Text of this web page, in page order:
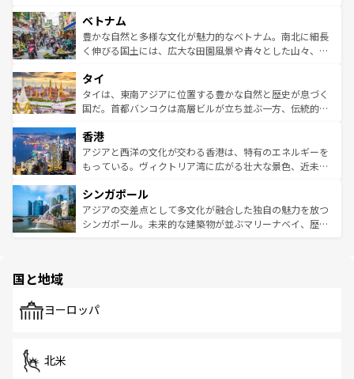
参照してほしい。
容にもいいと評判のスイーツなど、バラエティ豊かな料理
が味わえる。 なお、新着の台湾情報は コンテンツ一覧を参
照してほしい。
き、地方に足を延ばせば四季折々の自然美を楽しむことが
できる。そして、キムチや焼肉、絶品のストリートフード
まで、さまざまな韓国料理が待っている。夜には、韓国な
リティに包まれながら、韓国の多彩な魅力を心ゆくまで味
わってみてほしい。 なお、新着の韓国情報はコンテンツ一
覧を参照してほしい。
ベトナム
豊かな自然と多様な文化が魅力的なベトナム。南北に細長
く伸びる国土には、広大な田園風景や青々とした山々、世
急速な発展と共に伝統が息づく。ハノイの古い町並みやホ
ーチミン市のフランス統治時代の建物も、独特の雰囲気を
醸し出している。また、バラエティの豊かさとおいしさで
とつ。フォーやバインミー、ベトナムコーヒーなどは、ぜ
ひ現地で味わいたい。どの地域を訪れてもあたたかい人々
が旅行者を迎えてくれるので、きっと忘れられない旅にな
参照してほしい。
タイ
タイは、東南アジアに位置する豊かな自然と歴史が息づく
国だ。首都バンコクは高層ビルが立ち並ぶ一方、伝統的な
の活気が交差している。北部ではチェンマイなどの山岳地
帯で自然と触れ合い、南部ではプーケットやクラビの美し
いビーチでリゾート気分を楽しむことができる。タイ料理
激する。気候は一年中温暖で、どの季節にも異なる楽しみ
が待っている。親しみやすいタイの人々、仏教を中心とし
た文化、そして多様な観光資源が、訪れる旅人を魅了し続
香港
アジアと西洋の文化が交わる香港は、特有のエネルギーを
もっている。ヴィクトリア湾に広がる壮大な景色、近未来
み、どこを訪れても感動するはず。観光スポットが密集し
ており、効率よく見どころを回れるのも魅力。息をのむよ
うな絶景から文化的な体験まで、香港を存分に楽しみ尽く
シンガポール
アジアの交差点として多文化が融合した独自の魅力を放つ
シンガポール。未来的な建築物が並ぶマリーナベイ、歴史
で、ホーカーズは地元の風情を楽しめる外せないスポット
国と地域
ヨーロッパ
北米